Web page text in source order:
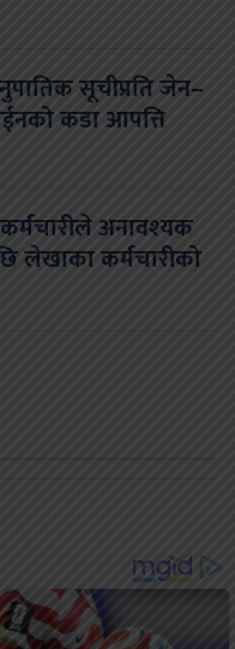
सूचीप्रति जेन–
कडा आपत्ति
अनावश्यक
लेखाका कर्मचारीको